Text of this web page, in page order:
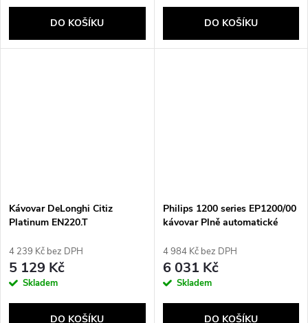
DO KOŠÍKU DO KOŠÍKU
Kávovar DeLonghi Citiz
Platinum EN220.T
4 239 Kč bez DPH
5 129 Kč
Skladem
DO KOŠÍKU
Philips 1200 series EP1200/00
kávovar Plně automatické
4 984 Kč bez DPH
6 031 Kč
Skladem
DO KOŠÍKU